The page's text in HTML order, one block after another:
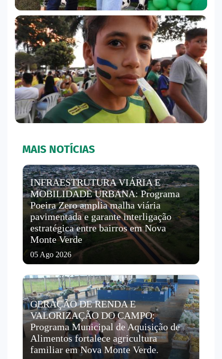
MAIS NOTÍCIAS
INFRAESTRUTURA VIÁRIA E
MOBILIDADE URBANA: Programa
Poeira Zero amplia malha viária
pavimentada e garante interligação
estratégica entre bairros em Nova
Monte Verde
05 Ago 2026
GERAÇÃO DE RENDA E
VALORIZAÇÃO DO CAMPO:
Programa Municipal de Aquisição de
Alimentos fortalece agricultura
familiar em Nova Monte Verde.